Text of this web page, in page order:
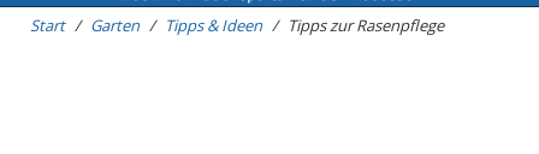
Start Garten Tipps & Ideen Tipps zur Rasenpflege